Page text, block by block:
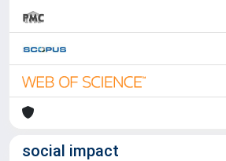
social impact